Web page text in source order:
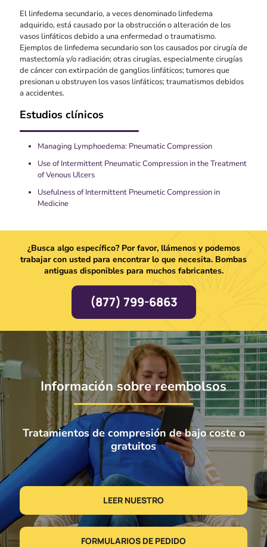
El linfedema secundario, a veces denominado linfedema
adquirido, está causado por la obstrucción o alteración de los
vasos linfáticos debido a una enfermedad o traumatismo.
Ejemplos de linfedema secundario son los causados por cirugía de
mastectomía y/o radiación; otras cirugías, especialmente cirugías
de cáncer con extirpación de ganglios linfáticos; tumores que
presionan u obstruyen los vasos linfáticos; traumatismos debidos
a accidentes.
Estudios clínicos
Managing Lymphoedema: Pneumatic Compression
Use of Intermittent Pneumatic Compression in the Treatment
of Venous Ulcers
Usefulness of Intermittent Pneumetic Compression in
Medicine
¿Busca algo específico? Por favor, llámenos y podemos
trabajar con usted para encontrar lo que necesita. Bombas
antiguas disponibles para muchos fabricantes.
(877) 799-6863
Información sobre reembolsos
Tratamientos de compresión de bajo coste o
gratuitos
LEER NUESTRO
FORMULARIOS DE PEDIDO